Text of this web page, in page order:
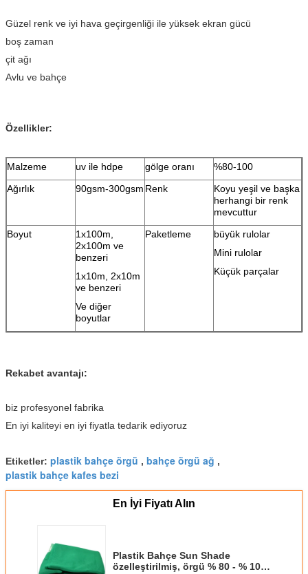
Güzel renk ve iyi hava geçirgenliği ile yüksek ekran gücü
boş zaman
çit ağı
Avlu ve bahçe
Özellikler:
Malzeme uv ile hdpe gölge oranı
%80-100
Ağırlık
90gsm-300gsm Renk
Koyu yeşil ve başka
herhangi bir renk
mevcuttur
Boyut
1x100m,
2x100m ve
benzeri
1x10m, 2x10m
ve benzeri
Ve diğer
boyutlar
Paketleme
büyük rulolar
Mini rulolar
Küçük parçalar
Rekabet avantajı:
biz profesyonel fabrika
En iyi kaliteyi en iyi fiyatla tedarik ediyoruz
Etiketler: plastik bahçe örgü , bahçe örgü ağ ,
plastik bahçe kafes bezi
En İyi Fiyatı Alın
Plastik Bahçe Sun Shade
özelleştirilmiş, örgü % 80 - % 100